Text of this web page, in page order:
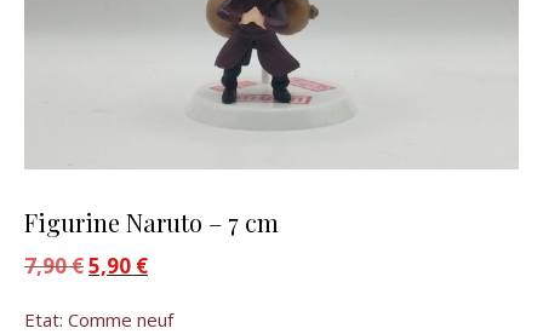
Figurine Naruto – 7 cm
7,90€ Le prix initial était : 7,90 €.
5,90 €Le prix actuel est : 5,90 €.
Etat: Comme neuf